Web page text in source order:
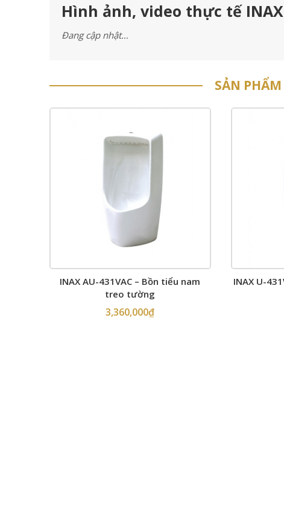
Hình ảnh, video thực tế
Đang cập nhật…
SẢN
INAX AU-431VAC – Bồn tiểu nam
treo tường
3,360,000₫
INAX U-